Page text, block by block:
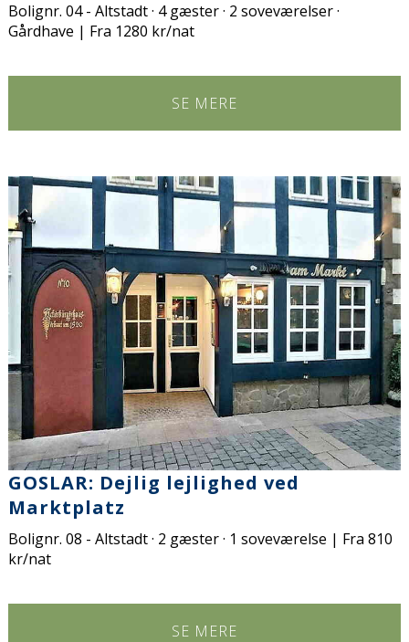
Bolignr. 04 - Altstadt · 4 gæster · 2 soveværelser ·
Gårdhave | Fra 1280 kr/nat
SE MERE
GOSLAR: Dejlig lejlighed ved
Marktplatz
Bolignr. 08 - Altstadt · 2 gæster · 1 soveværelse | Fra 810
kr/nat
SE MERE